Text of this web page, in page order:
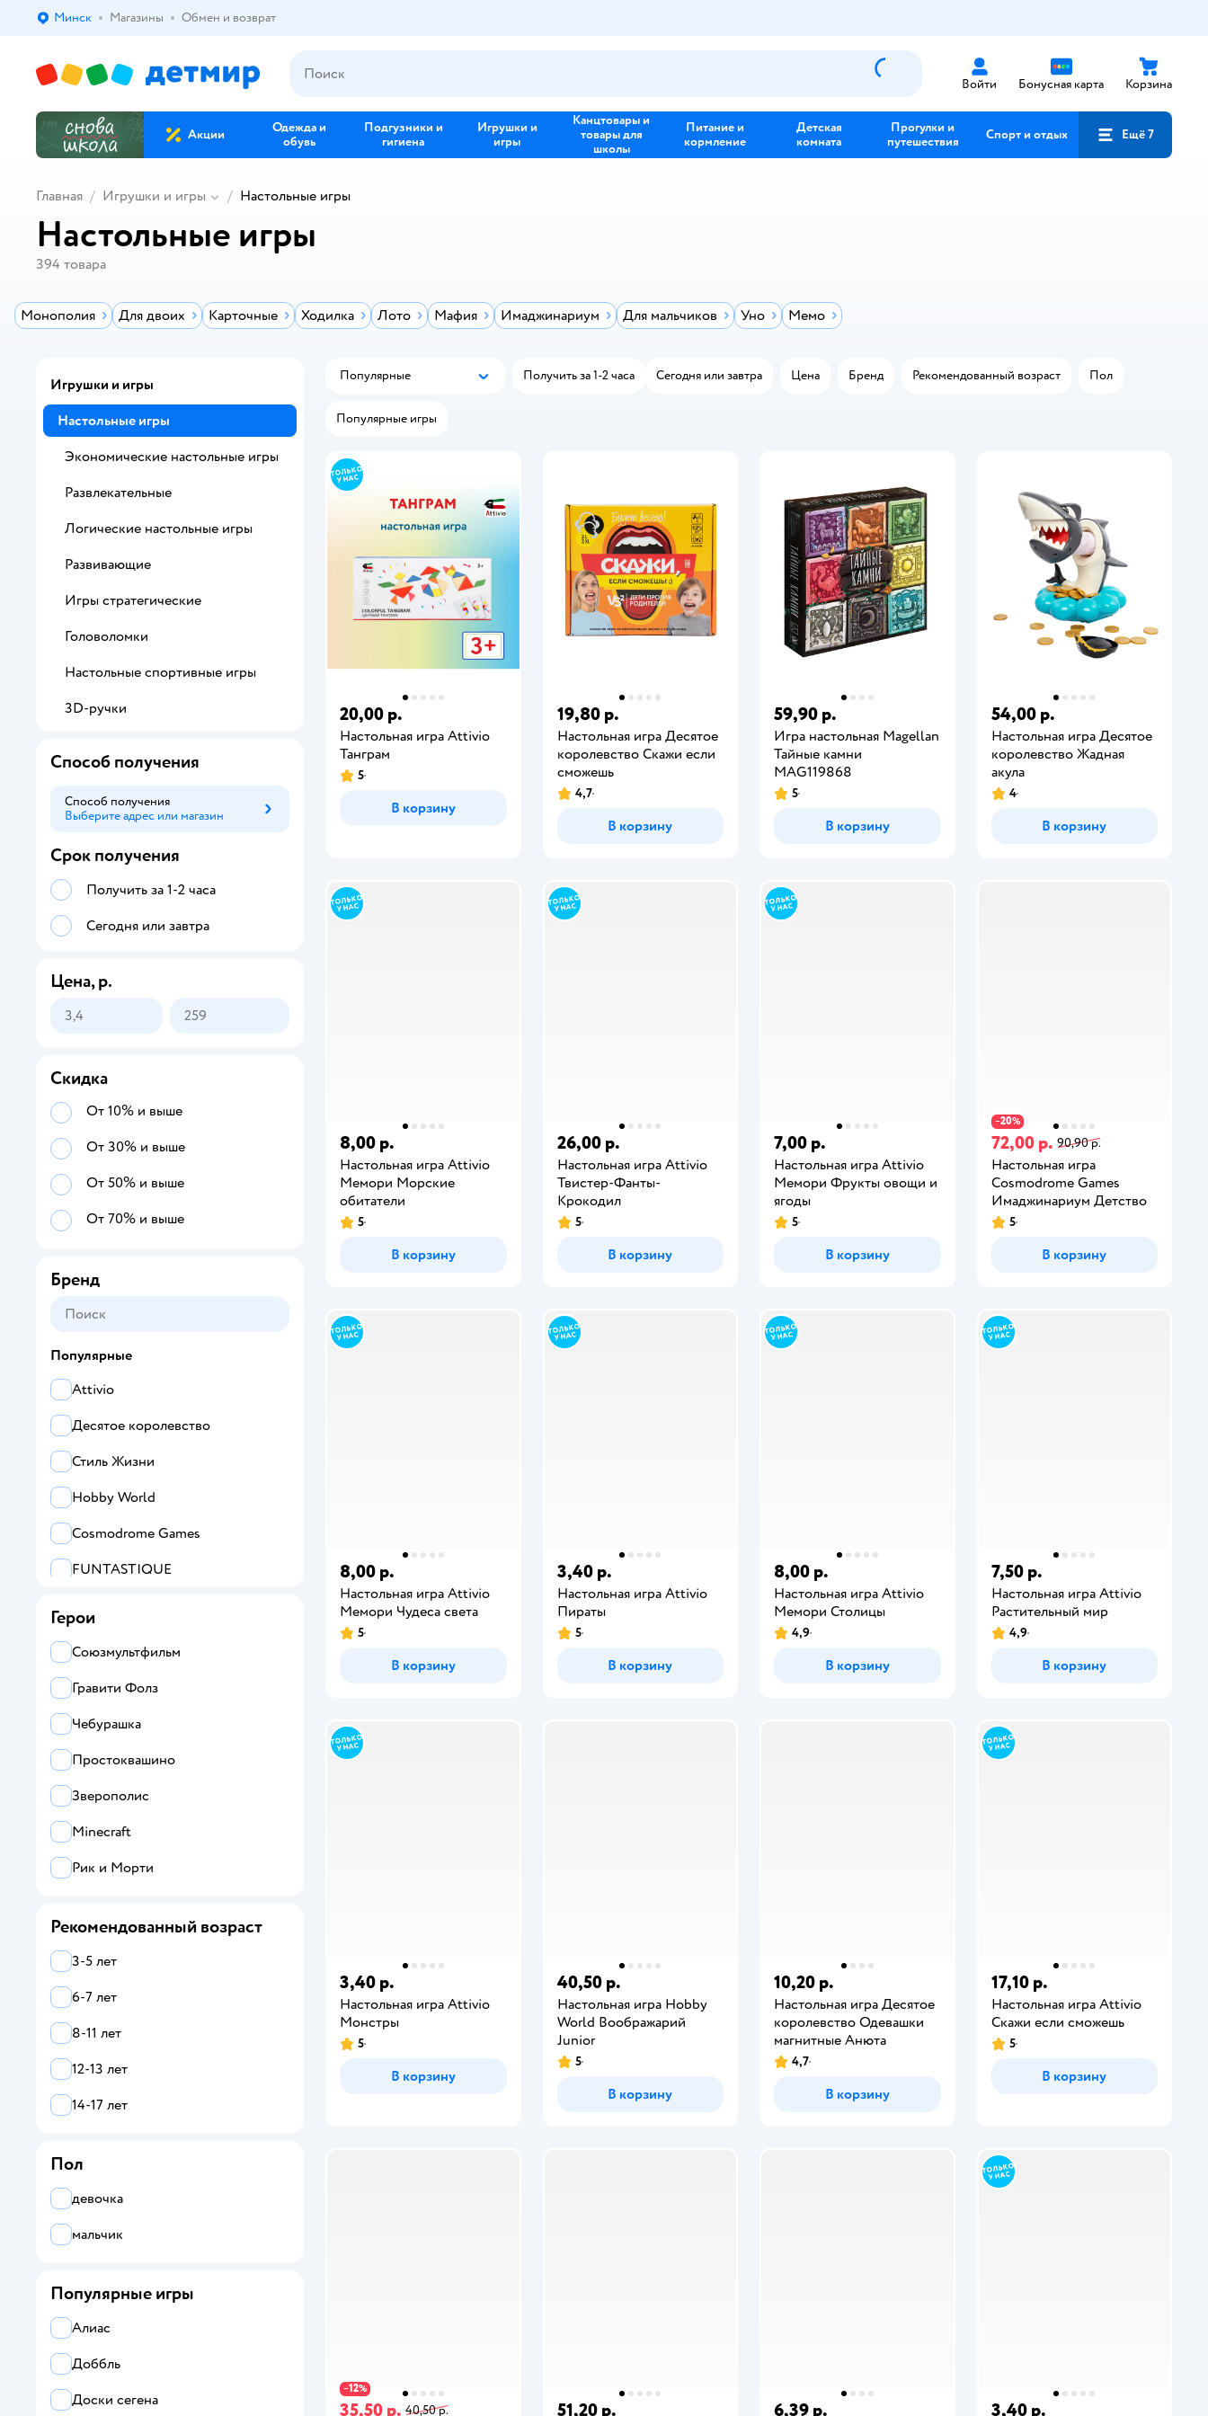
Выбор адреса доставки.
Минск Магазины Обмен и возврат
Войти Бонусная карта Корзина
Акции
Одежда и
обувь
Подгузники и
гигиена
Игрушки и
игры
Канцтовары и
товары для
школы
Питание и
кормление
Детская
комната
Прогулки и
путешествия
Спорт и отдых Ещё 7
Главная Игрушки и игры Настольные игры
Настольные игры
394 товара
Монополия Для двоих Карточные Ходилка Лото Мафия Имаджинариум Для мальчиков Уно Мемо
Популярные
Популярные Получить за 1-2 часа Сегодня или завтра Цена Бренд Рекомендованный возраст Пол
Популярные игры
20,00 р.
Настольная игра Attivio
Танграм
5
В корзину
19,80 р.
Настольная игра Десятое
королевство Скажи если
сможешь
4,7
В корзину
59,90 р.
Игра настольная Magellan
Тайные камни
MAG119868
5
В корзину
54,00 р.
Настольная игра Десятое
королевство Жадная
акула
4
В корзину
8,00 р.
Настольная игра Attivio
Мемори Морские
обитатели
5
В корзину
26,00 р.
Настольная игра Attivio
Твистер-Фанты-
Крокодил
5
В корзину
7,00 р.
Настольная игра Attivio
Мемори Фрукты овощи и
ягоды
5
В корзину
−20%
72,00 р. 90,90 р.
Настольная игра
Cosmodrome Games
Имаджинариум Детство
5
В корзину
8,00 р.
Настольная игра Attivio
Мемори Чудеса света
5
В корзину
3,40 р.
Настольная игра Attivio
Пираты
5
В корзину
8,00 р.
Настольная игра Attivio
Мемори Столицы
4,9
В корзину
7,50 р.
Настольная игра Attivio
Растительный мир
4,9
В корзину
3,40 р.
Настольная игра Attivio
Монстры
5
В корзину
40,50 р.
Настольная игра Hobby
World Воображарий
Junior
5
В корзину
10,20 р.
Настольная игра Десятое
королевство Одевашки
магнитные Анюта
4,7
В корзину
17,10 р.
Настольная игра Attivio
Скажи если сможешь
5
В корзину
−12%
35,50 р. 40,50 р. 51,20 р. 6,39 р. 3,40 р.
Игрушки и игры
Настольные игры
Экономические настольные игры
Развлекательные
Логические настольные игры
Развивающие
Игры стратегические
Головоломки
Настольные спортивные игры
3D-ручки
Способ получения
Способ получения
Выберите адрес или магазин
Способ получения
Срок получения
Получить за 1-2 часа
Сегодня или завтра
Цена, р.
Скидка
От 10% и выше
От 30% и выше
От 50% и выше
От 70% и выше
Бренд
Популярные
Attivio
Десятое королевство
Стиль Жизни
Hobby World
Cosmodrome Games
FUNTASTIQUE
Все
Attivio
Ball Masquerade
Cosmodrome Games
Far far land
FUNTASTIQUE
Hape
Hasbro Gaming
Hobby World
HTI
NEWSUN
Ocie
ORIGAMI
Piatnik
Герои
Союзмультфильм
Гравити Фолз
Чебурашка
Простоквашино
Зверополис
Minecraft
Рик и Морти
Рекомендованный возраст
3-5 лет
6-7 лет
8-11 лет
12-13 лет
14-17 лет
Пол
девочка
мальчик
Популярные игры
Алиас
Доббль
Доски сегена